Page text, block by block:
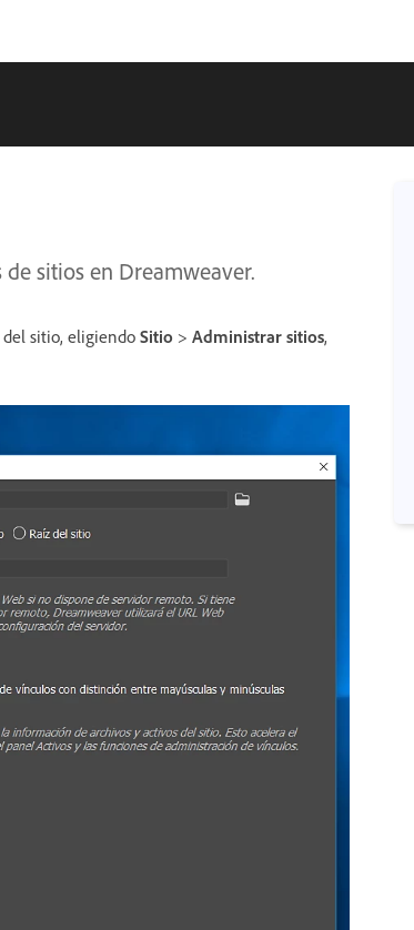
sitios en Dreamweaver.
del sitio, eligiendoSitio > Administrar sitios,